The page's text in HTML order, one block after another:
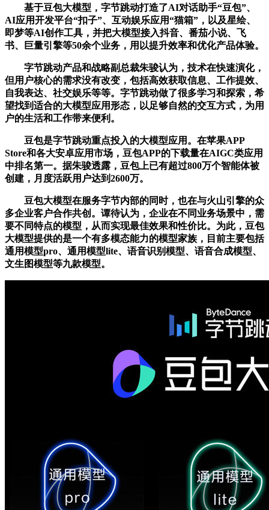
基于豆包大模型，字节跳动打造了AI对话助手“豆包”、
AI应用开发平台“扣子”、互动娱乐应用“猫箱”，以及星绘、
即梦等AI创作工具，并把大模型接入抖音、番茄小说、飞
书、巨量引擎等50余个业务，用以提升效率和优化产品体验。
字节跳动产品和战略副总裁朱骏认为，技术在快速演化，
但用户核心的需求没有改变，包括高效获取信息、工作提效、
自我表达、社交娱乐等等。字节跳动做了很多学习和探索，希
望找到适合的大模型应用形态，以足够自然的交互方式，为用
户的生活和工作带来便利。
豆包是字节跳动重点投入的大模型应用。在苹果APP
Store和各大安卓应用市场，豆包APP的下载量在AIGC类应用
中排名第一。据朱骏透露，豆包上已有超过800万个智能体被
创建，月度活跃用户达到2600万。
豆包大模型在服务字节内部的同时，也在与火山引擎的众
多企业客户合作共创。谭待认为，企业在不同业务场景中，需
要不同特点的模型，从而实现最佳效果和性价比。为此，豆包
大模型提供的是一个有多模态能力的模型家族，目前主要包括
通用模型pro、通用模型lite、语音识别模型、语音合成模型、
文生图模型等九款模型。